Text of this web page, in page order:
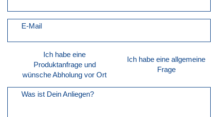
E-Mail
Ich habe eine
Produktanfrage und
wünsche Abholung vor Ort
Ich habe eine allgemeine
Frage
Was ist Dein Anliegen?